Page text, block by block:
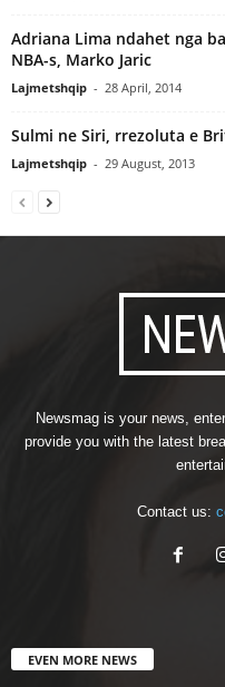
Adriana Lima ndahet nga
NBA-s, Marko Jaric
Lajmetshqip - 28 April, 2014
Sulmi ne Siri, rrezoluta e
Lajmetshqip - 29 August, 2013
Newsmag is your news,
provide you with the latest
Contact us:
EVEN MORE NEWS